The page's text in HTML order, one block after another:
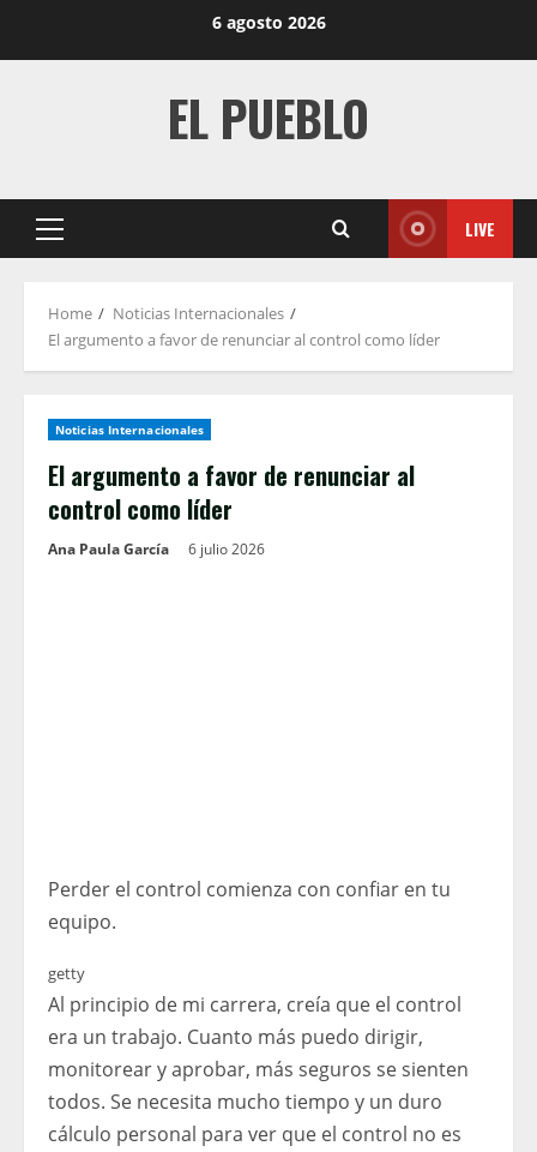
6 agosto 2026
EL PUEBLO
Primary
LIVE
Home
Noticias Internacionales
El argumento a favor de renunciar al control como líder
Noticias Internacionales
El argumento a favor de renunciar al
control como líder
Ana Paula García 6 julio 2026
Perder el control comienza con confiar en tu
equipo.
getty
Al principio de mi carrera, creía que el control
era un trabajo. Cuanto más puedo dirigir,
monitorear y aprobar, más seguros se sienten
todos. Se necesita mucho tiempo y un duro
cálculo personal para ver que el control no es